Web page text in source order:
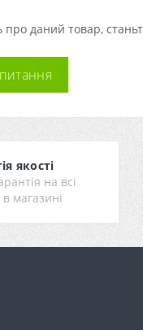
даний товар,
якості
на всі
магазині